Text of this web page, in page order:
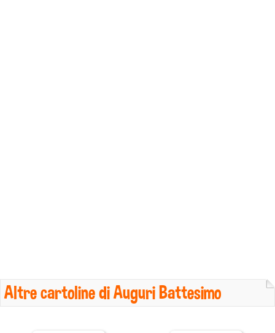
Altre cartoline di Auguri Battesimo